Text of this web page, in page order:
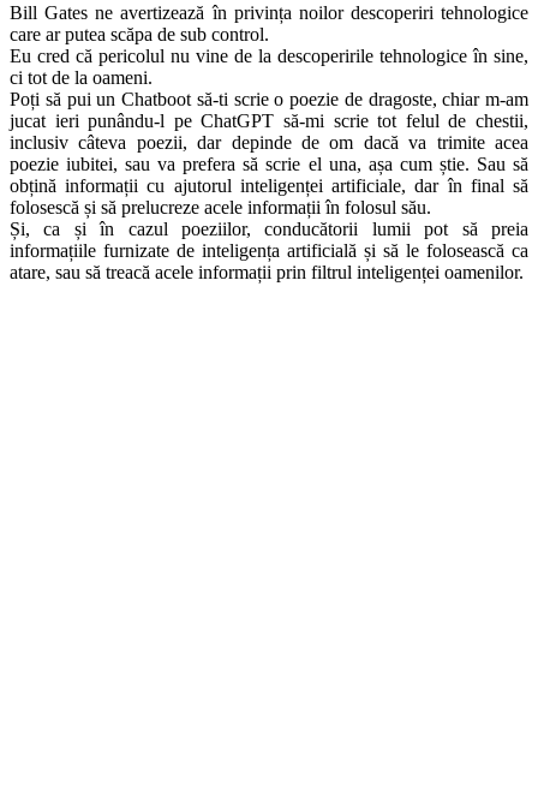
Bill Gates ne avertizează în privința noilor descoperiri tehnologice
care ar putea scăpa de sub control.
Eu cred că pericolul nu vine de la descoperirile tehnologice în sine,
ci tot de la oameni.
Poți să pui un Chatboot să-ti scrie o poezie de dragoste, chiar m-am
jucat ieri punându-l pe ChatGPT să-mi scrie tot felul de chestii,
inclusiv câteva poezii, dar depinde de om dacă va trimite acea
poezie iubitei, sau va prefera să scrie el una, așa cum știe. Sau să
obțină informații cu ajutorul inteligenței artificiale, dar în final să
folosescă și să prelucreze acele informații în folosul său.
Și, ca și în cazul poeziilor, conducătorii lumii pot să preia
informațiile furnizate de inteligența artificială și să le folosească ca
atare, sau să treacă acele informații prin filtrul inteligenței oamenilor.